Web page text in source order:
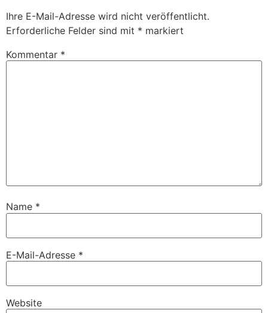
Ihre E-Mail-Adresse wird nicht veröffentlicht.
Erforderliche Felder sind mit * markiert
Kommentar *
Name *
E-Mail-Adresse *
Website